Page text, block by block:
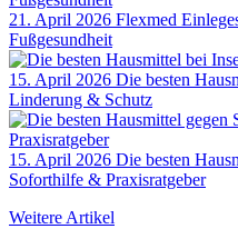
21. April 2026 Flexmed
Fußgesundheit
15. April 2026 Die besten
Linderung & Schutz
15. April 2026 Die besten
Soforthilfe & Praxisratgeber
Weitere Artikel